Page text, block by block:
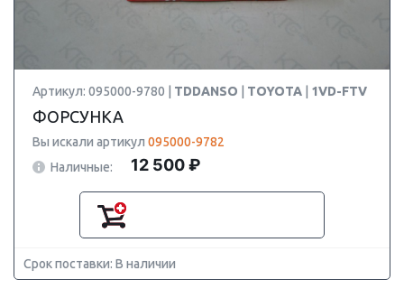
Артикул: 095000-9780 | TDDANSO TOYOTA 1VD-FTV
ФОРСУНКА
Вы искали артикул 095000-9782
Наличные:
12 500 ₽
Срок поставки: В наличии